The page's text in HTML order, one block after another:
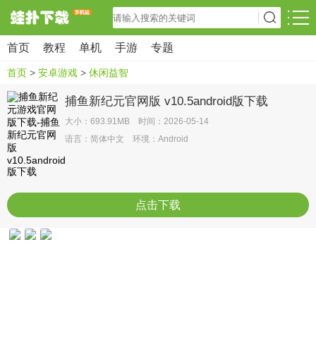
首页 教程 单机 手游 专题
首页 > 安卓游戏 > 休闲益智
捕鱼新纪元官网版 v10.5android版下载
大小：693.91MB 时间：2026-05-14
语言：简体中文 环境：Android
点击下载